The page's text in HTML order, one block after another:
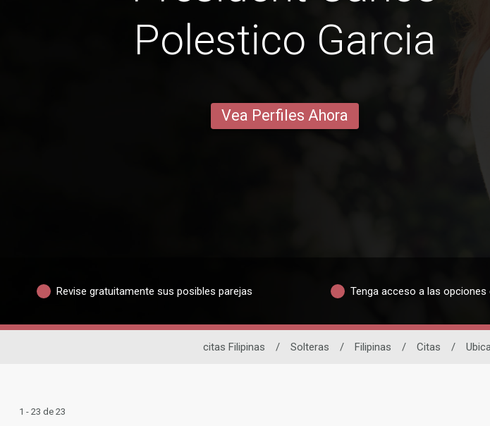
Polestico Garcia
Vea Perfiles Ahora
Revise gratuitamente sus posibles parejas Tenga acceso a las opciones
citas Filipinas / Solteras / Filipinas / Citas /
1 - 23 de 23